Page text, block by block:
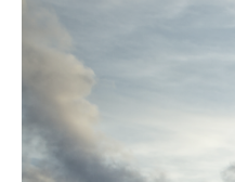
Salta al contenuto